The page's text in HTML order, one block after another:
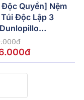
Quyền] Nệm
Độc Lập 3
Powerful